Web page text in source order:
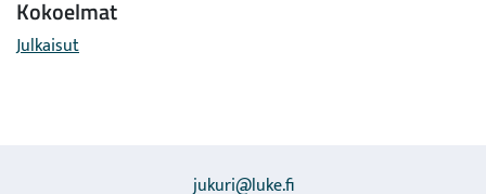
Kokoelmat
Julkaisut
jukuri@luke.fi